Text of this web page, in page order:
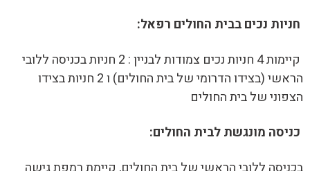
חניות נכים בבית החולים רפאל:
קיימות 4 חניות נכים צמודות לבניין : 2 חניות בכניסה ללובי
הראשי (בצידו הדרומי של בית החולים) ו 2 חניות בצידו
הצפוני של בית החולים
כניסה מונגשת לבית החולים: